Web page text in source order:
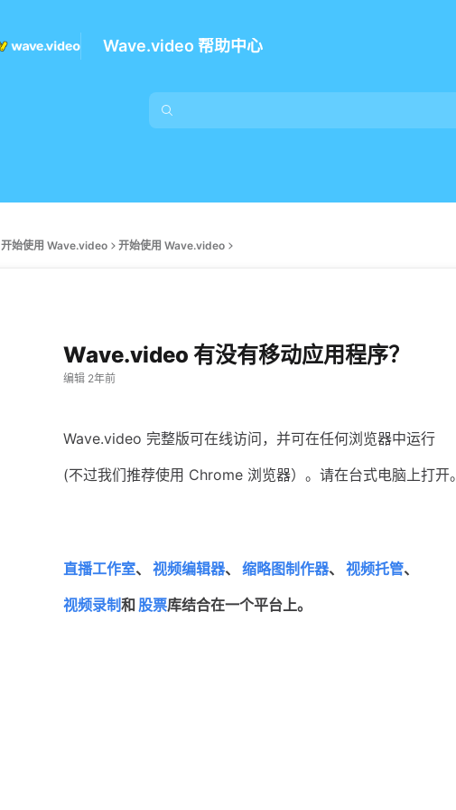
Wave.video 帮助中心
开始使用 Wave.video 开始使用 Wave.video
Wave.video 有没有移动应用程序？
编辑 2年前
Wave.video 完整版可在线访问，并可在任何浏览器中运行
(不过我们推荐使用 Chrome 浏览器）。请在台式电脑上打开。
直播工作室、 视频编辑器、 缩略图制作器、 视频托管、
视频录制和 股票库结合在一个平台上。